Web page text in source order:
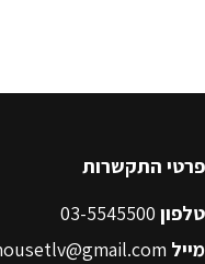
פרטי התקשרות
טלפון
מייל